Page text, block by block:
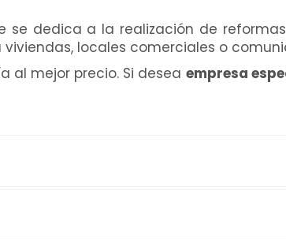
se dedica a la realización de
locales comerciales o
al mejor precio. Si desea empresa